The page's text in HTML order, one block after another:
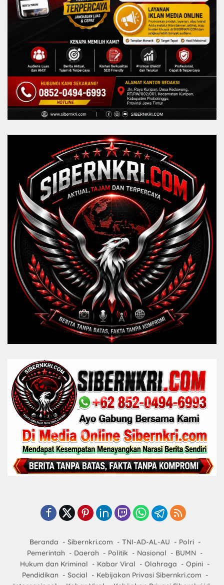
Beranda Sibernkri.com TNI-AD-AL-AU
Polri
Pemerintah
Daerah Politik Nasional
BUMN
Hukum dan Kriminal
Kabar Viral Olahraga
Opini
Pendidikan
Social
Kebijakan Privasi Sibernkri.com